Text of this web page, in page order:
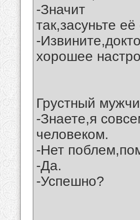
-Значит
так,засуньте
-
хорошее
Грустный
-Знаете,я
человеком.
-Нет
-Да.
-Успешно?